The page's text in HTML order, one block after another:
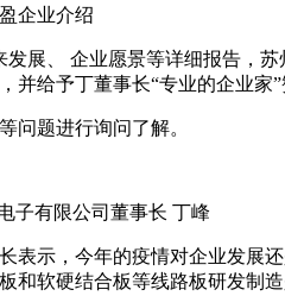
企业介绍
展、 企业愿景等详细报告，
给予丁董事长“专业的企业家”
问题进行询问了解。
子有限公司董事长 丁峰
示，今年的疫情对企业发展
软硬结合板等线路板研发制